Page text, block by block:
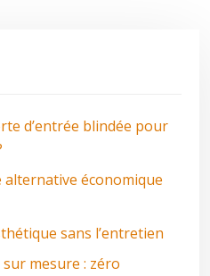
d’entrée blindée pour
économique
sans l’entretien
mesure : zéro